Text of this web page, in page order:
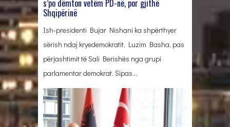
s’po dëmton vetëm PD-në, por gjithë
Shqipërinë
Ish-presidenti Bujar Nishani ka shpërthyer
sërish ndaj kryedemokratit, Luzim Basha, pas
përjashtimit të Sali Berishës nga grupi
parlamentar demokrat. Sipas…